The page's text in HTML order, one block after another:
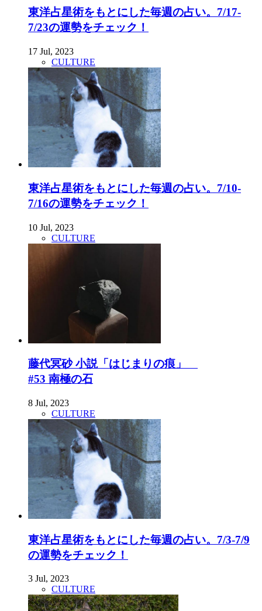
東洋占星術をもとにした毎週の占い。7/17-
7/23の運勢をチェック！
17 Jul, 2023
CULTURE
東洋占星術をもとにした毎週の占い。7/10-
7/16の運勢をチェック！
10 Jul, 2023
CULTURE
藤代冥砂 小説「はじまりの痕」
#53 南極の石
8 Jul, 2023
CULTURE
東洋占星術をもとにした毎週の占い。7/3-7/9
の運勢をチェック！
3 Jul, 2023
CULTURE